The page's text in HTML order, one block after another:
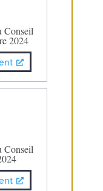
Conseil
2024
Conseil